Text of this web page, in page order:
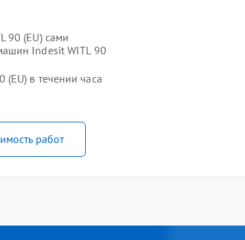
90 (EU) сами
Indesit WITL 90
в течении часа
работ